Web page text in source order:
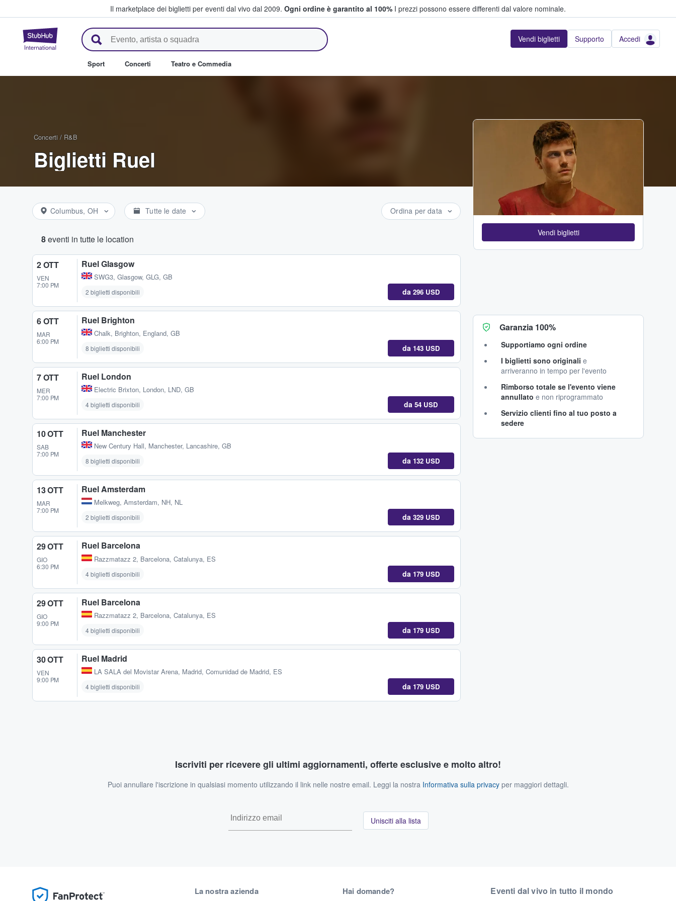
Il marketplace dei biglietti per eventi dal vivo dal 2009. Ogni ordine è garantito al 100% I prezzi possono essere differenti dal valore nominale.
StubHub - Dove i fan comprano e vendono biglietti Vendi biglietti Supporto Accedi
Sport Concerti Teatro e Commedia
Concerti / R&B
Biglietti Ruel
Columbus, OH Tutte le date Ordina per data
8eventi in tutte le location
2 OTT
VEN
7:00 PM
Ruel Glasgow
SWG3, Glasgow, GLG, GB
2 biglietti disponibili da 296 USD
6 OTT
MAR
6:00 PM
Ruel Brighton
Chalk, Brighton, England, GB
8 biglietti disponibili da 143 USD
7 OTT
MER
7:00 PM
Ruel London
Electric Brixton, London, LND, GB
4 biglietti disponibili da 54 USD
10 OTT
SAB
7:00 PM
Ruel Manchester
New Century Hall, Manchester, Lancashire, GB
8 biglietti disponibili da 132 USD
13 OTT
MAR
7:00 PM
Ruel Amsterdam
Melkweg, Amsterdam, NH, NL
2 biglietti disponibili da 329 USD
29 OTT
GIO
6:30 PM
Ruel Barcelona
Razzmatazz 2, Barcelona, Catalunya, ES
4 biglietti disponibili da 179 USD
29 OTT
GIO
9:00 PM
Ruel Barcelona
Razzmatazz 2, Barcelona, Catalunya, ES
4 biglietti disponibili da 179 USD
30 OTT
VEN
9:00 PM
Ruel Madrid
LA SALA del Movistar Arena, Madrid, Comunidad de Madrid, ES
4 biglietti disponibili da 179 USD
Vendi biglietti
Garanzia 100%
Supportiamo ogni ordine
I biglietti sono originali e
arriveranno in tempo per l'evento
Rimborso totale se l'evento viene
annullato e non riprogrammato
Servizio clienti fino al tuo posto a
sedere
Iscriviti per ricevere gli ultimi aggiornamenti, offerte esclusive e molto altro!
Puoi annullare l'iscrizione in qualsiasi momento utilizzando il link nelle nostre email. Leggi la nostra Informativa sulla privacyper maggiori dettagli.
Unisciti alla lista
La nostra azienda Hai domande? Eventi dal vivo in tutto il mondo